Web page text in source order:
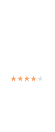
★★★★★
★★★★★